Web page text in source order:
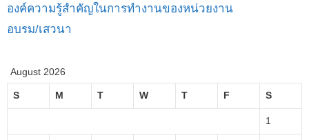
องค์ความรู้สำคัญในการทำงานของหน่วยงาน
อบรม/เสวนา
August 2026
S M T W T F S
1